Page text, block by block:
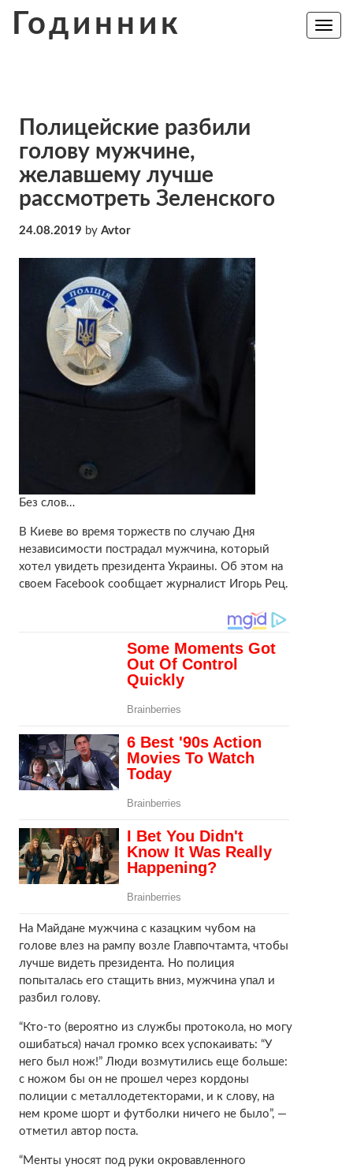
Годинник
Toggle
Полицейские разбили
голову мужчине,
желавшему лучше
рассмотреть Зеленского
24.08.2019 by Avtor
Без слов…
В Киеве во время торжеств по случаю Дня
независимости пострадал мужчина, который
хотел увидеть президента Украины. Об этом на
своем Facebook сообщает журналист Игорь Рец.
На Майдане мужчина с казацким чубом на
голове влез на рампу возле Главпочтамта, чтобы
лучше видеть президента. Но полиция
попыталась его стащить вниз, мужчина упал и
разбил голову.
“Кто-то (вероятно из службы протокола, но могу
ошибаться) начал громко всех успокаивать: “У
него был нож!” Люди возмутились еще больше:
с ножом бы он не прошел через кордоны
полиции с металлодетекторами, и к слову, на
нем кроме шорт и футболки ничего не было”, —
отметил автор поста.
“Менты уносят под руки окровавленного